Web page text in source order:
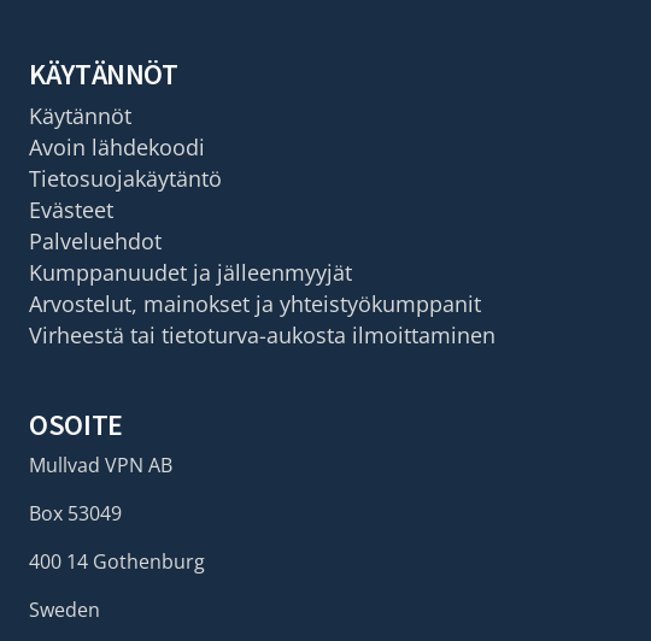
KÄYTÄNNÖT
Käytännöt
Avoin lähdekoodi
Tietosuojakäytäntö
Evästeet
Palveluehdot
Kumppanuudet ja jälleenmyyjät
Arvostelut, mainokset ja yhteistyökumppanit
Virheestä tai tietoturva-aukosta ilmoittaminen
OSOITE
Mullvad VPN AB
Box 53049
400 14 Gothenburg
Sweden